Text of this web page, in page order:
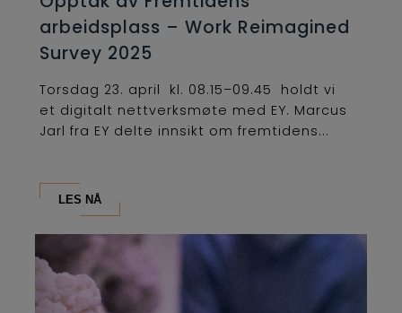
arbeidsplass – Work Reimagined
Survey 2025
Torsdag 23. april kl. 08.15–09.45 holdt vi
et digitalt nettverksmøte med EY. Marcus
Jarl fra EY delte innsikt om fremtidens...
LES NÅ